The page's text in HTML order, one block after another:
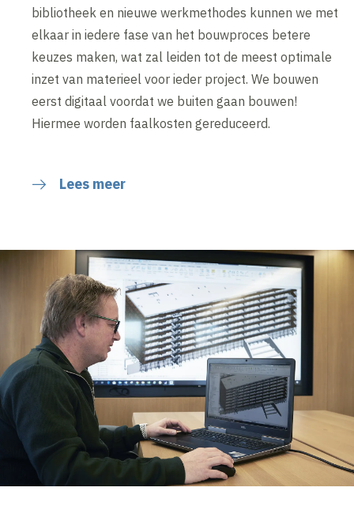
bibliotheek en nieuwe werkmethodes kunnen we met
elkaar in iedere fase van het bouwproces betere
keuzes maken, wat zal leiden tot de meest optimale
inzet van materieel voor ieder project. We bouwen
eerst digitaal voordat we buiten gaan bouwen!
Hiermee worden faalkosten gereduceerd.
Lees meer